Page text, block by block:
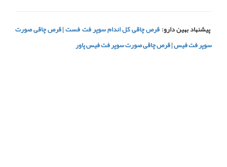
پیشنهاد بهین دارو:قرص چاقی کل اندام سوپر فت فست|قرص چاقی صورت
سوپر فت فیس|قرص چاقی صورت سوپر فت فیس پاور